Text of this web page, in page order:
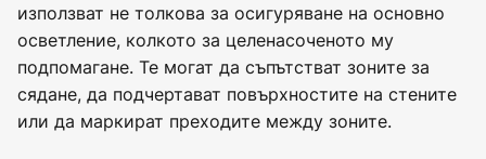
използват не толкова за осигуряване на основно
осветление, колкото за целенасоченото му
подпомагане. Те могат да съпътстват зоните за
сядане, да подчертават повърхностите на стените
или да маркират преходите между зоните.